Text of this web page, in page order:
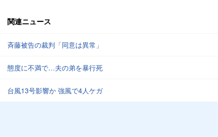
関連ニュース
斉藤被告の裁判「同意は異常」
態度に不満で…夫の弟を暴行死
台風13号影響か 強風で4人ケガ